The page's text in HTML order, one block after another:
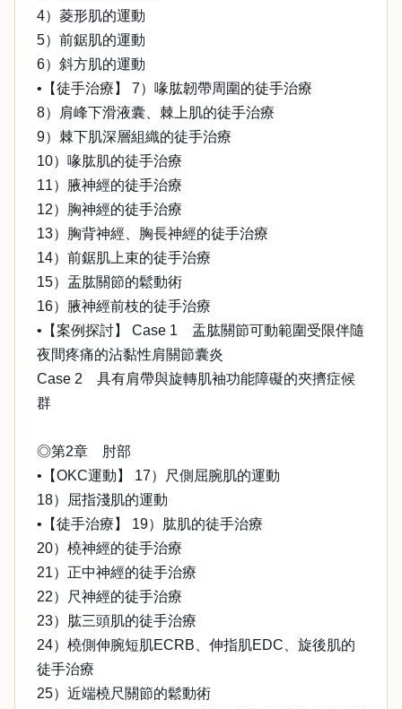
4）菱形肌的運動
5）前鋸肌的運動
6）斜方肌的運動
•【徒手治療】 7）喙肱韌帶周圍的徒手治療
8）肩峰下滑液囊、棘上肌的徒手治療
9）棘下肌深層組織的徒手治療
10）喙肱肌的徒手治療
11）腋神經的徒手治療
12）胸神經的徒手治療
13）胸背神經、胸長神經的徒手治療
14）前鋸肌上束的徒手治療
15）盂肱關節的鬆動術
16）腋神經前枝的徒手治療
•【案例探討】 Case 1 盂肱關節可動範圍受限伴隨
夜間疼痛的沾黏性肩關節囊炎
Case 2 具有肩帶與旋轉肌袖功能障礙的夾擠症候
群
◎第2章 肘部
•【OKC運動】 17）尺側屈腕肌的運動
18）屈指淺肌的運動
•【徒手治療】 19）肱肌的徒手治療
20）橈神經的徒手治療
21）正中神經的徒手治療
22）尺神經的徒手治療
23）肱三頭肌的徒手治療
24）橈側伸腕短肌ECRB、伸指肌EDC、旋後肌的
徒手治療
25）近端橈尺關節的鬆動術